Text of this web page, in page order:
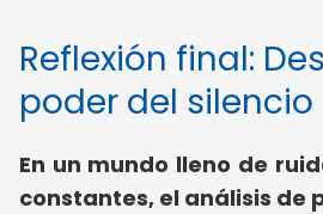
Reflexión final:
poder del silencio
En un mundo lleno de
constantes, el análisis de